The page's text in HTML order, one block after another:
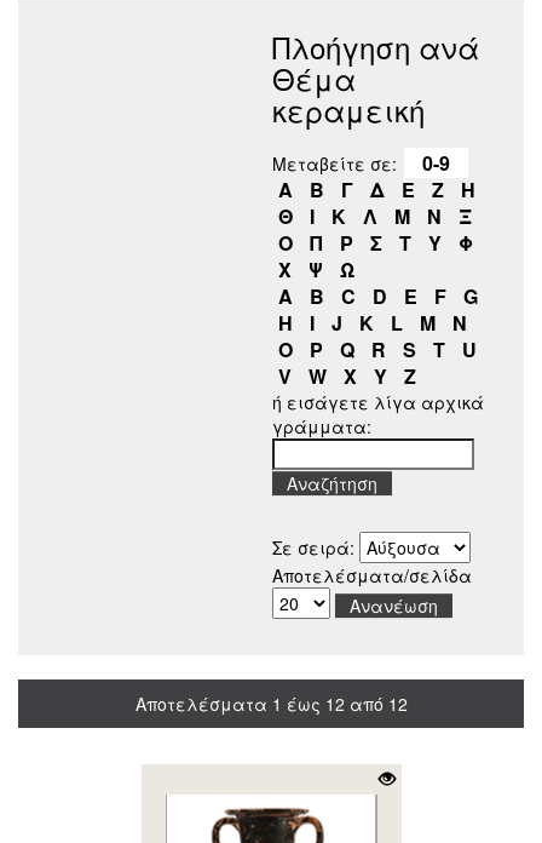
Πλοήγηση ανά
Θέμα
κεραμεική
Μεταβείτε σε:
0-9
Α
Β Γ Δ Ε Ζ
Η
Θ
Ι Κ Λ Μ Ν
Ξ
Ο
Π Ρ Σ Τ Υ
Φ
Χ
Ψ
Ω
A
B C D E F
G
H
I J K L M
N
O
P Q R S T
U
V
W X Y Z
ή εισάγετε λίγα αρχικά
γράμματα:
Σε σειρά:
Αποτελέσματα/σελίδα
Αποτελέσματα 1 έως 12 από 12